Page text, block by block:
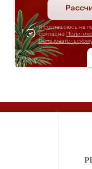
Я соглашаюсь на
согласно